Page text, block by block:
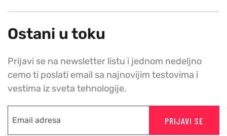
Ostani u toku
Prijavi se na newsletter listu i jednom nedeljno
cemo ti poslati email sa najnovijim testovima i
vestima iz sveta tehnologije.
PRIJAVI SE